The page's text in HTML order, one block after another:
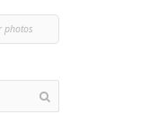
photos